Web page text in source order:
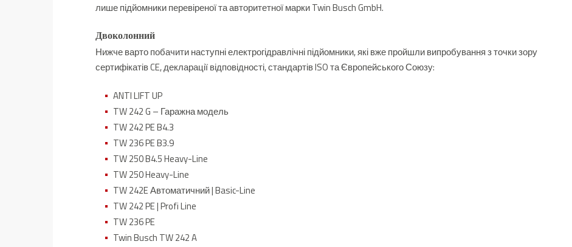
лише підйомники перевіреної та авторитетної марки Twin Busch GmbH.
Двоколонний
Нижче варто побачити наступні електрогідравлічні підйомники, які вже пройшли випробування з точки зору
сертифікатів CE, декларації відповідності, стандартів ISO та Європейського Союзу:
ANTI LIFT UP
TW 242 G – Гаражна модель
TW 242 PE B4.3
TW 236 PE B3.9
TW 250 B4.5 Heavy-Line
TW 250 Heavy-Line
TW 242EАвтоматичний| Basic-Line
TW 242 PE | Profi Line
TW 236 PE
Twin Busch TW 242 A